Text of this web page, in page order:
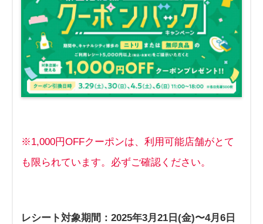
※1,000円OFFクーポンは、利用可能店舗がとて
も限られています。必ずご確認ください。
レシート対象期間：2025年3月21日(金)〜4月6日